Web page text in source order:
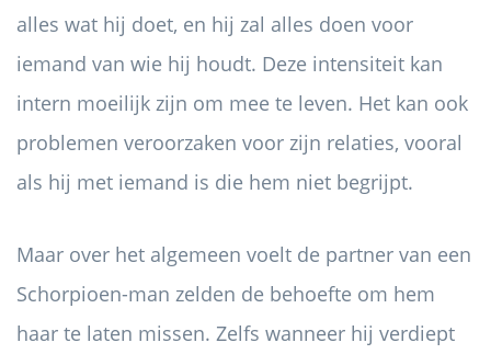
alles wat hij doet, en hij zal alles doen voor
iemand van wie hij houdt. Deze intensiteit kan
intern moeilijk zijn om mee te leven. Het kan ook
problemen veroorzaken voor zijn relaties, vooral
als hij met iemand is die hem niet begrijpt.
Maar over het algemeen voelt de partner van een
Schorpioen-man zelden de behoefte om hem
haar te laten missen. Zelfs wanneer hij verdiept